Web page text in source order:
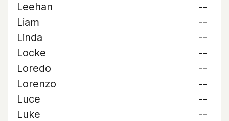
Leehan
--
Liam
--
Linda
--
Locke
--
Loredo
--
Lorenzo
--
Luce
--
Luke
--